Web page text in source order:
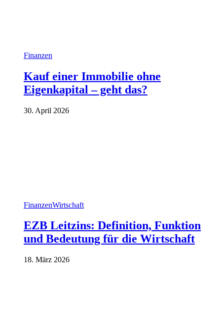
Finanzen
Kauf einer Immobilie ohne
Eigenkapital – geht das?
30. April 2026
FinanzenWirtschaft
EZB Leitzins: Definition, Funktion
und Bedeutung für die Wirtschaft
18. März 2026